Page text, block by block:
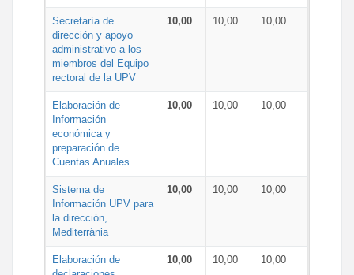
Secretaría de
dirección y apoyo
administrativo a los
miembros del Equipo
rectoral de la UPV
10,00 10,00 10,00
Elaboración de
Información
económica y
preparación de
Cuentas Anuales
10,00 10,00 10,00
Sistema de
Información UPV para
la dirección,
Mediterrània
10,00 10,00 10,00
Elaboración de
10,00 10,00 10,00